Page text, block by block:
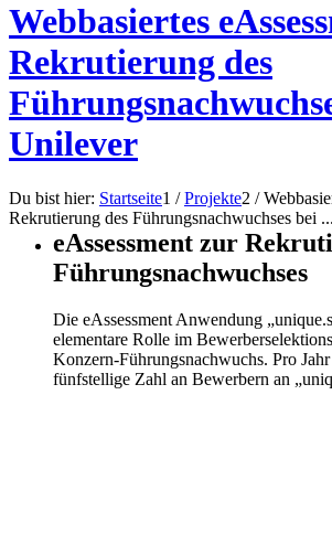
Webbasiertes
Rekrutierung des
Unilever
Du bist hier: Startseite1 / Projekte2 /
Rekrutierung des Führungsnachwuchses bei ...
eAssessment zur
Führungsnachwuchses
Die eAssessment Anwendung
elementare Rolle im
Konzern-Führungsnachwuchs. Pro
fünfstellige Zahl an Bewerbern an